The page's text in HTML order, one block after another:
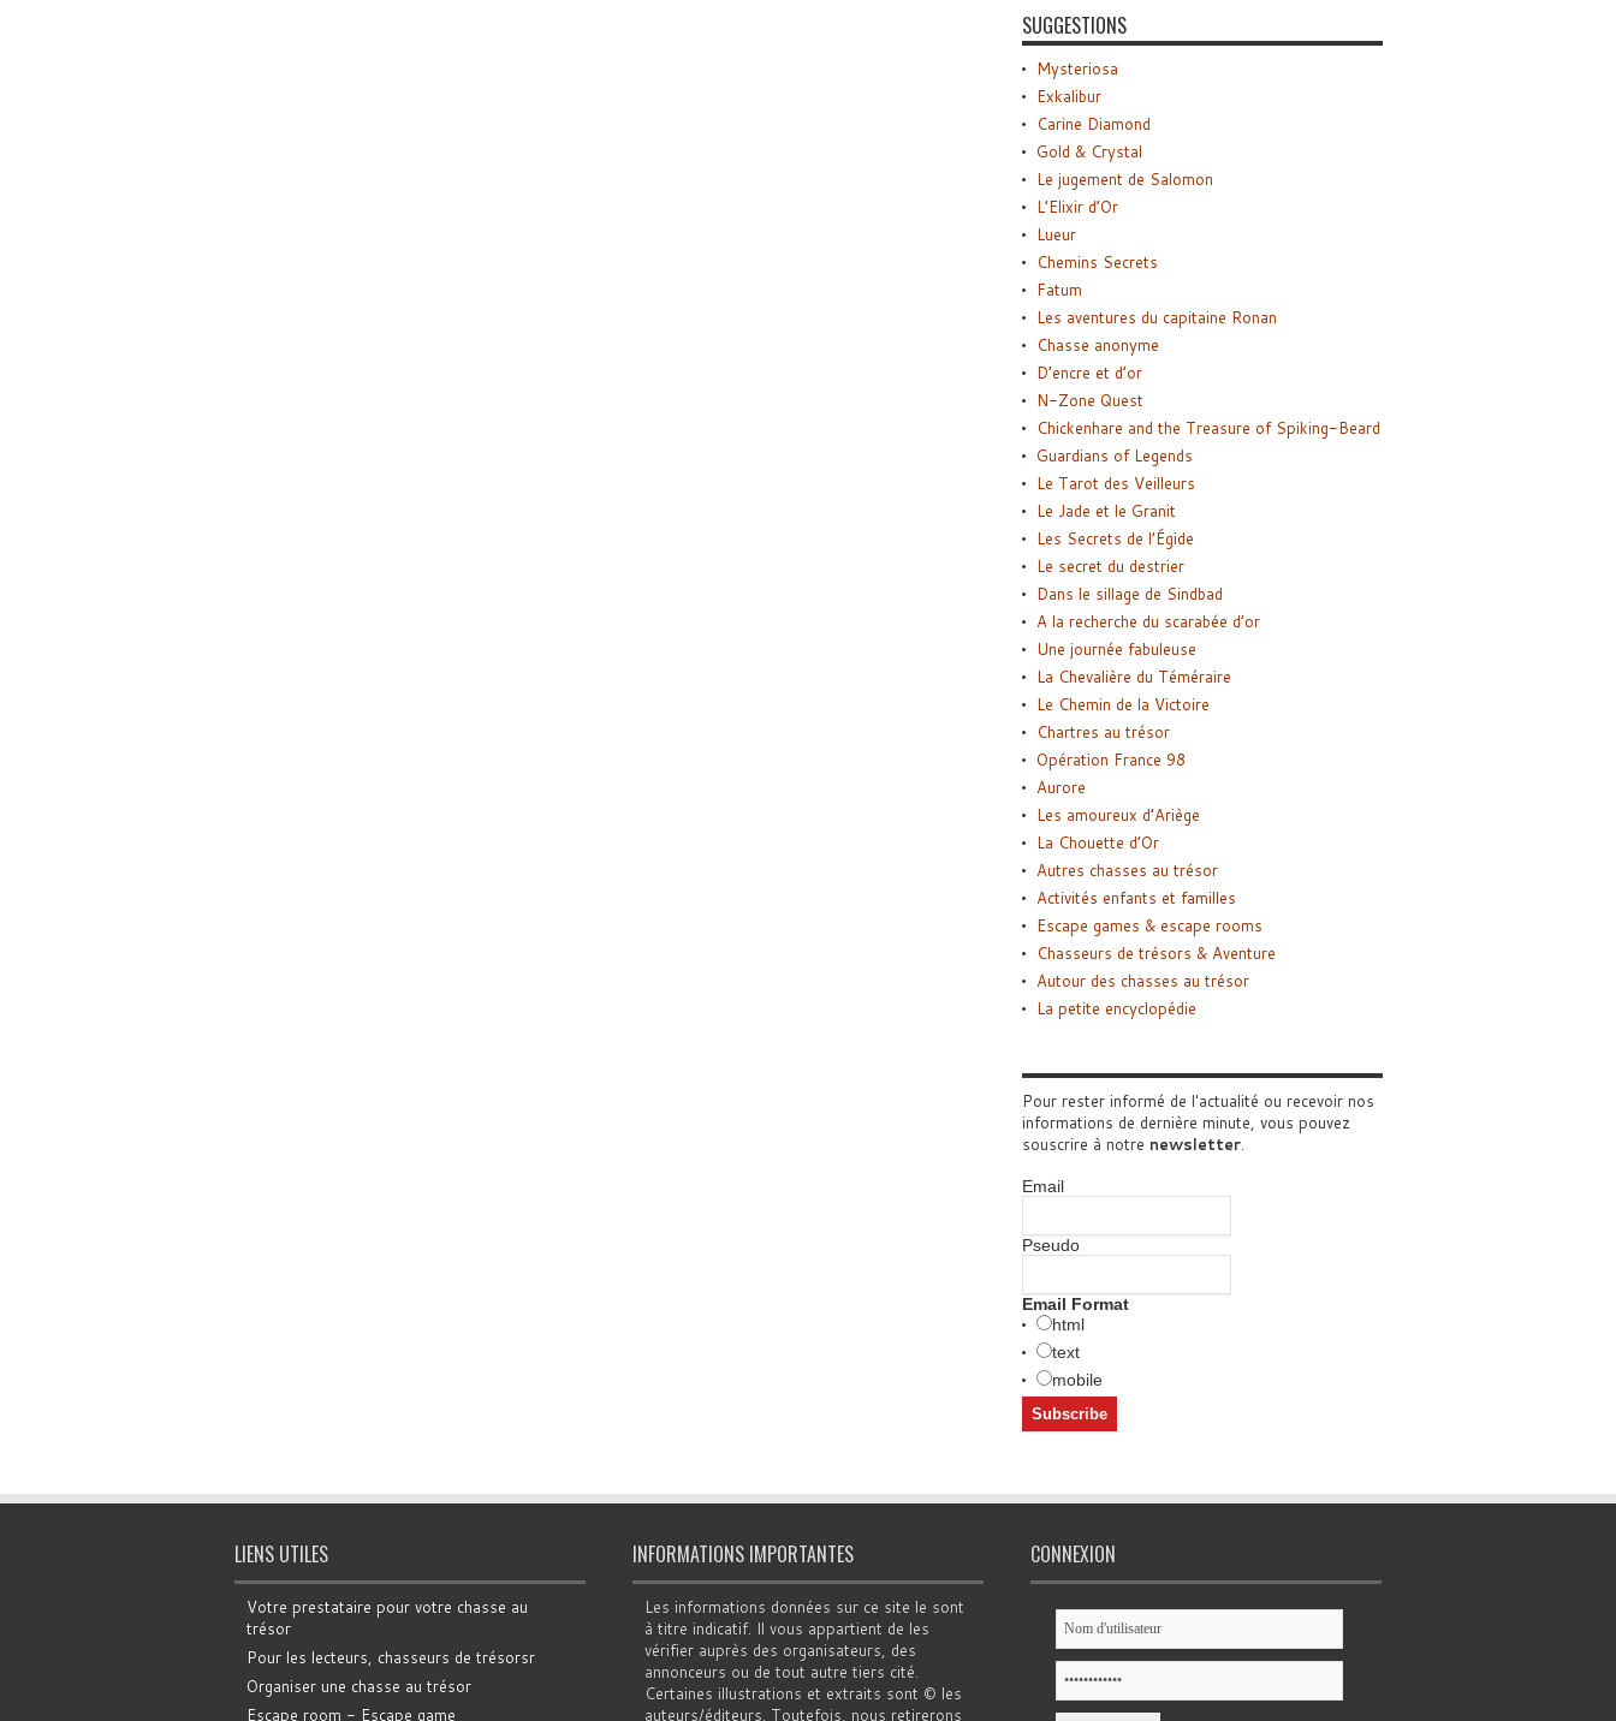
SUGGESTIONS
Mysteriosa
Exkalibur
Carine Diamond
Gold & Crystal
Le jugement de Salomon
L’Elixir d’Or
Lueur
Chemins Secrets
Fatum
Les aventures du capitaine Ronan
Chasse anonyme
D’encre et d’or
N-Zone Quest
Chickenhare and the Treasure of Spiking-Beard
Guardians of Legends
Le Tarot des Veilleurs
Le Jade et le Granit
Les Secrets de l’Égide
Le secret du destrier
Dans le sillage de Sindbad
A la recherche du scarabée d’or
Une journée fabuleuse
La Chevalière du Téméraire
Le Chemin de la Victoire
Chartres au trésor
Opération France 98
Aurore
Les amoureux d’Ariège
La Chouette d’Or
Autres chasses au trésor
Activités enfants et familles
Escape games & escape rooms
Chasseurs de trésors & Aventure
Autour des chasses au trésor
La petite encyclopédie
Pour rester informé de l'actualité ou recevoir nos
informations de dernière minute, vous pouvez
souscrire à notre newsletter.
Email
Pseudo
Email Format
html
text
mobile
LIENS UTILES
Votre prestataire pour votre chasse au
trésor
Pour les lecteurs, chasseurs de trésorsr
Organiser une chasse au trésor
Escape room - Escape game
INFORMATIONS IMPORTANTES
Les informations données sur ce site le sont
à titre indicatif. Il vous appartient de les
vérifier auprès des organisateurs, des
annonceurs ou de tout autre tiers cité.
Certaines illustrations et extraits sont © les
auteurs/éditeurs. Toutefois, nous retirerons
CONNEXION